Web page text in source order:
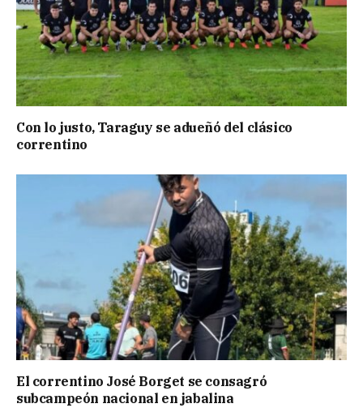
Con lo justo, Taraguy se adueñó del clásico
correntino
El correntino José Borget se consagró
subcampeón nacional en jabalina